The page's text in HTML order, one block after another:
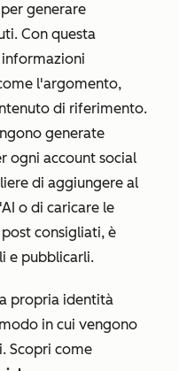
generare
Con questa
informazioni
l'argomento,
di riferimento.
generate
ogni account social
di aggiungere al
o di caricare le
consigliati, è
e pubblicarli.
propria identità
in cui vengono
Scopri come